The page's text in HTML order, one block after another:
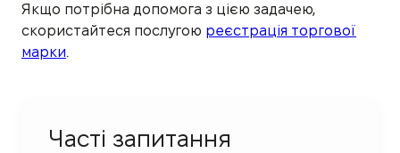
Якщо потрібна допомога з цією задачею,
скористайтеся послугою реєстрація торгової
марки.
Часті запитання